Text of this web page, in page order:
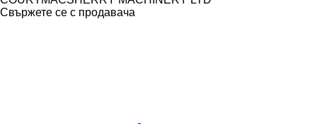
Свържете се с продавача